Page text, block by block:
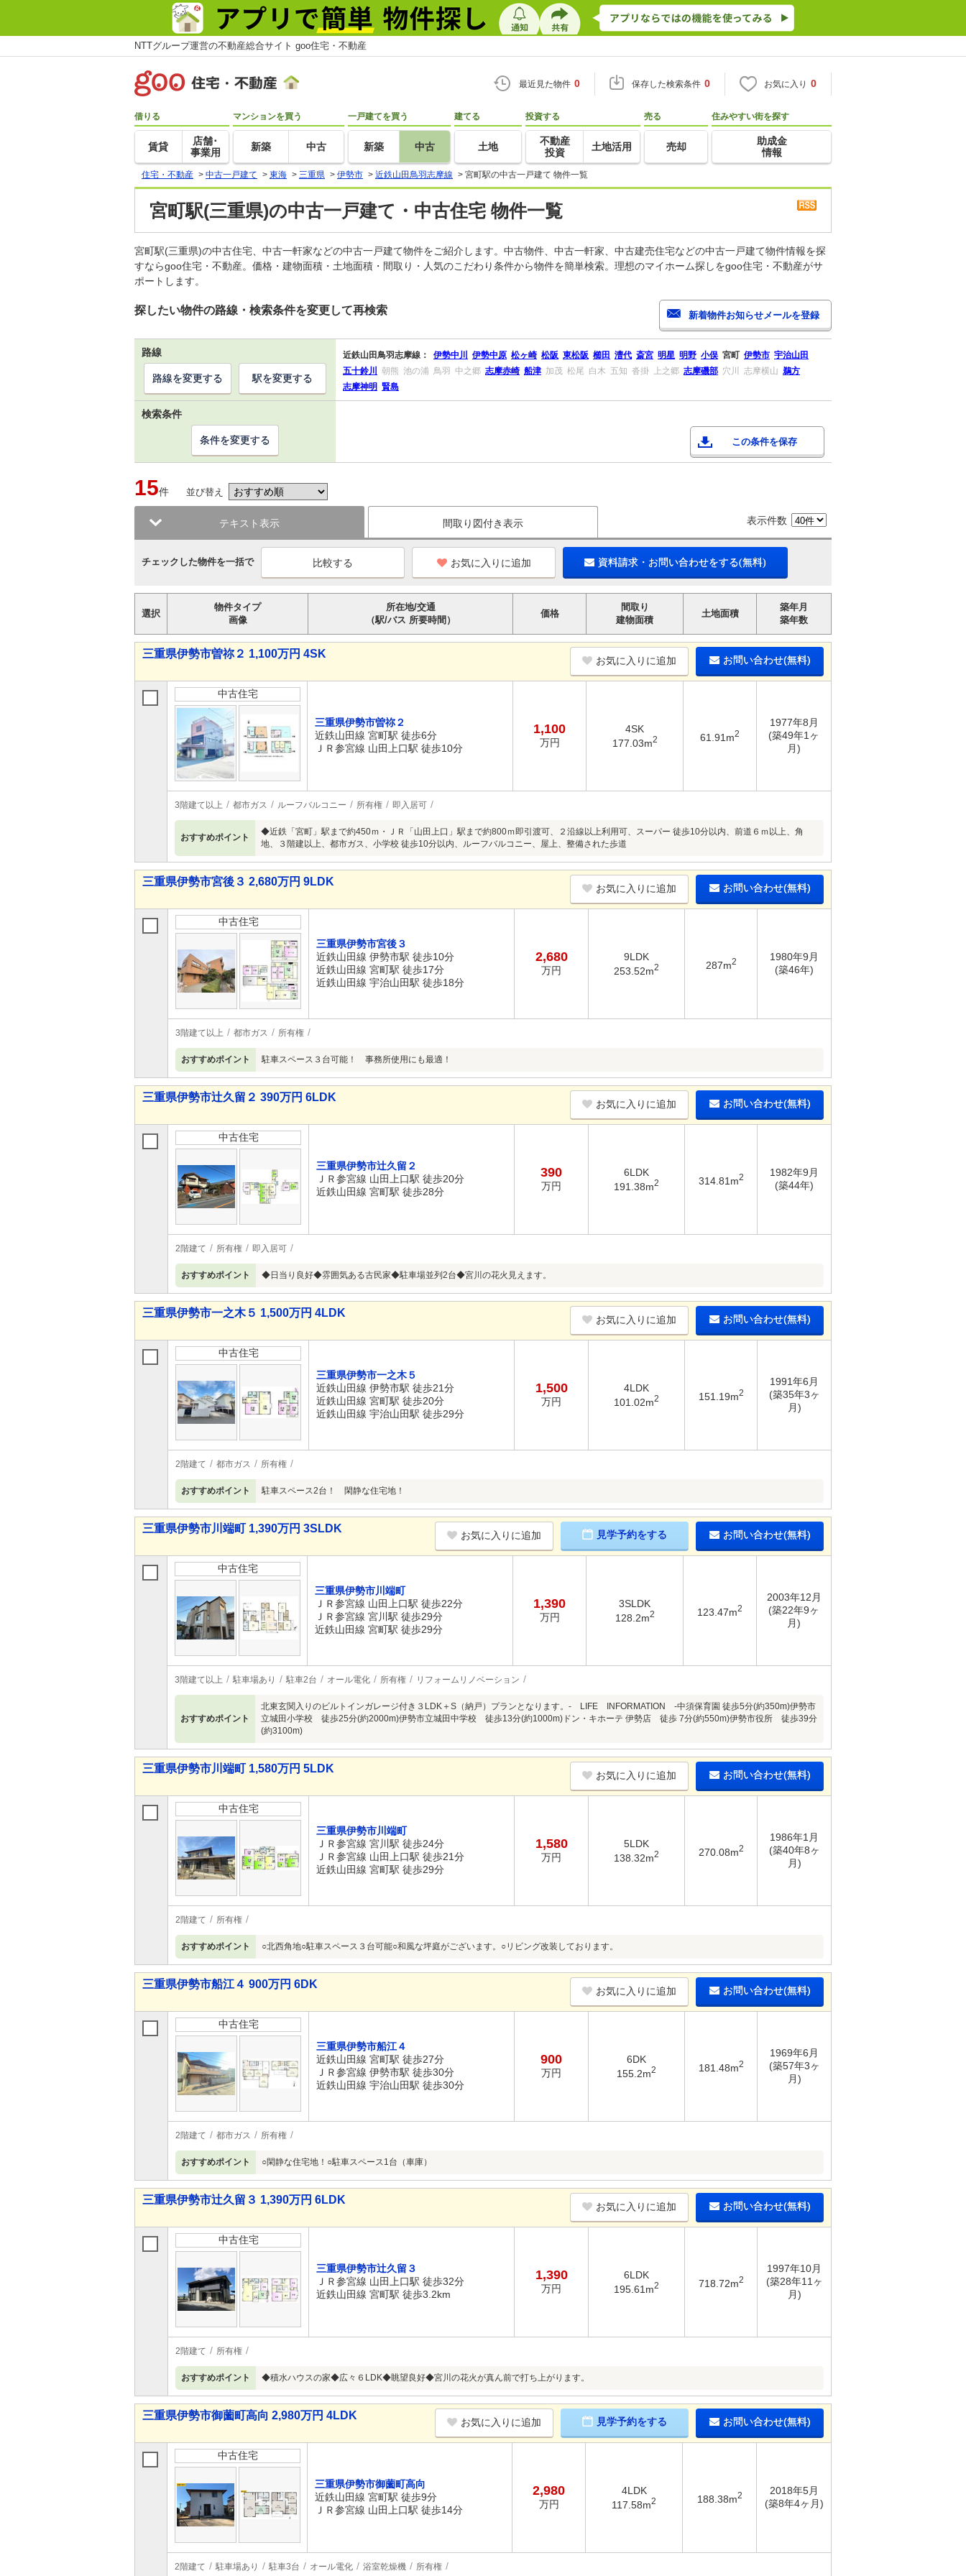
NTTグループ運営の不動産総合サイト goo住宅・不動産
最近見た物件 0 保存した検索条件 0 お気に入り 0
借りる
賃貸
店舗･
事業用
マンションを買う
新築 中古
一戸建てを買う
新築 中古
建てる
土地
投資する
不動産
投資
土地活用
売る
売却
住みやすい街を探す
助成金
情報
住宅・不動産 > 中古一戸建て > 東海 > 三重県 > 伊勢市 > 近鉄山田鳥羽志摩線 > 宮町駅の中古一戸建て 物件一覧
宮町駅(三重県)の中古一戸建て・中古住宅 物件一覧
宮町駅(三重県)の中古住宅、中古一軒家などの中古一戸建て物件をご紹介します。中古物件、中古一軒家、中古建売住宅などの中古一戸建て物件情報を探
すならgoo住宅・不動産。価格・建物面積・土地面積・間取り・人気のこだわり条件から物件を簡単検索。理想のマイホーム探しをgoo住宅・不動産がサ
ポートします。
探したい物件の路線・検索条件を変更して再検索
路線 近鉄山田鳥羽志摩線： 伊勢中川 伊勢中原 松ヶ崎 松阪 東松阪 櫛田 漕代 斎宮 明星 明野 小俣 宮町 伊勢市 宇治山田
五十鈴川
朝熊 池の浦 鳥羽 中之郷 志摩赤崎 船津 加茂 松尾 白木 五知 沓掛 上之郷 志摩磯部 穴川 志摩横山 鵜方
志摩神明 賢島
路線を変更する 駅を変更する
検索条件
この条件を保存
条件を変更する
15件 並び替え
テキスト表示 間取り図付き表示 表示件数
チェックした物件を一括で お気に入りに追加 資料請求・お問い合わせをする(無料)
選択
物件タイプ
画像
所在地/交通
（駅/バス 所要時間）
価格
間取り
建物面積
土地面積
築年月
築年数
三重県伊勢市曽祢２ 1,100万円 4SK
お気に入りに追加 お問い合わせ(無料)
中古住宅
三重県伊勢市曽祢２
近鉄山田線 宮町駅 徒歩6分
ＪＲ参宮線 山田上口駅 徒歩10分
1,100
万円
4SK
177.03m2 61.91m2
1977年8月
(築49年1ヶ
月)
3階建て以上 都市ガス ルーフバルコニー 所有権 即入居可
おすすめポイント
◆近鉄「宮町」駅まで約450ｍ・ＪＲ「山田上口」駅まで約800ｍ即引渡可、２沿線以上利用可、スーパー 徒歩10分以内、前道６ｍ以上、角
地、３階建以上、都市ガス、小学校 徒歩10分以内、ルーフバルコニー、屋上、整備された歩道
三重県伊勢市宮後３ 2,680万円 9LDK
お気に入りに追加 お問い合わせ(無料)
中古住宅
三重県伊勢市宮後３
近鉄山田線 伊勢市駅 徒歩10分
近鉄山田線 宮町駅 徒歩17分
近鉄山田線 宇治山田駅 徒歩18分
2,680
万円
9LDK
253.52m2 287m2
1980年9月
(築46年)
3階建て以上 都市ガス 所有権
おすすめポイント 駐車スペース３台可能！ 事務所使用にも最適！
三重県伊勢市辻久留２ 390万円 6LDK
お気に入りに追加 お問い合わせ(無料)
中古住宅
三重県伊勢市辻久留２
ＪＲ参宮線 山田上口駅 徒歩20分
近鉄山田線 宮町駅 徒歩28分
390
万円
6LDK
191.38m2 314.81m2
1982年9月
(築44年)
2階建て 所有権 即入居可
おすすめポイント ◆日当り良好◆雰囲気ある古民家◆駐車場並列2台◆宮川の花火見えます。
三重県伊勢市一之木５ 1,500万円 4LDK
お気に入りに追加 お問い合わせ(無料)
中古住宅
三重県伊勢市一之木５
近鉄山田線 伊勢市駅 徒歩21分
近鉄山田線 宮町駅 徒歩20分
近鉄山田線 宇治山田駅 徒歩29分
1,500
万円
4LDK
101.02m2 151.19m2
1991年6月
(築35年3ヶ
月)
2階建て 都市ガス 所有権
おすすめポイント 駐車スペース2台！ 閑静な住宅地！
三重県伊勢市川端町 1,390万円 3SLDK
お気に入りに追加 見学予約をする お問い合わせ(無料)
中古住宅
三重県伊勢市川端町
ＪＲ参宮線 山田上口駅 徒歩22分
ＪＲ参宮線 宮川駅 徒歩29分
近鉄山田線 宮町駅 徒歩29分
1,390
万円
3SLDK
128.2m2 123.47m2
2003年12月
(築22年9ヶ
月)
3階建て以上 駐車場あり 駐車2台 オール電化 所有権 リフォームリノベーション
おすすめポイント
北東玄関入りのビルトインガレージ付き３LDK＋S（納戸）プランとなります。- LIFE INFORMATION -中須保育園 徒歩5分(約350m)伊勢市
立城田小学校 徒歩25分(約2000m)伊勢市立城田中学校 徒歩13分(約1000m)ドン・キホーテ 伊勢店 徒歩 7分(約550m)伊勢市役所 徒歩39分
(約3100m)
三重県伊勢市川端町 1,580万円 5LDK
お気に入りに追加 お問い合わせ(無料)
中古住宅
三重県伊勢市川端町
ＪＲ参宮線 宮川駅 徒歩24分
ＪＲ参宮線 山田上口駅 徒歩21分
近鉄山田線 宮町駅 徒歩29分
1,580
万円
5LDK
138.32m2 270.08m2
1986年1月
(築40年8ヶ
月)
2階建て 所有権
おすすめポイント ○北西角地○駐車スペース３台可能○和風な坪庭がございます。○リビング改装しております。
三重県伊勢市船江４ 900万円 6DK
お気に入りに追加 お問い合わせ(無料)
中古住宅
三重県伊勢市船江４
近鉄山田線 宮町駅 徒歩27分
ＪＲ参宮線 伊勢市駅 徒歩30分
近鉄山田線 宇治山田駅 徒歩30分
900
万円
6DK
155.2m2 181.48m2
1969年6月
(築57年3ヶ
月)
2階建て 都市ガス 所有権
おすすめポイント ○閑静な住宅地！○駐車スペース1台（車庫）
三重県伊勢市辻久留３ 1,390万円 6LDK
お気に入りに追加 お問い合わせ(無料)
中古住宅
三重県伊勢市辻久留３
ＪＲ参宮線 山田上口駅 徒歩32分
近鉄山田線 宮町駅 徒歩3.2km
1,390
万円
6LDK
195.61m2 718.72m2
1997年10月
(築28年11ヶ
月)
2階建て 所有権
おすすめポイント ◆積水ハウスの家◆広々６LDK◆眺望良好◆宮川の花火が真ん前で打ち上がります。
三重県伊勢市御薗町高向 2,980万円 4LDK
お気に入りに追加 見学予約をする お問い合わせ(無料)
中古住宅
三重県伊勢市御薗町高向
近鉄山田線 宮町駅 徒歩9分
ＪＲ参宮線 山田上口駅 徒歩14分
2,980
万円
4LDK
117.58m2 188.38m2
2018年5月
(築8年4ヶ月)
2階建て 駐車場あり 駐車3台 オール電化 浴室乾燥機 所有権